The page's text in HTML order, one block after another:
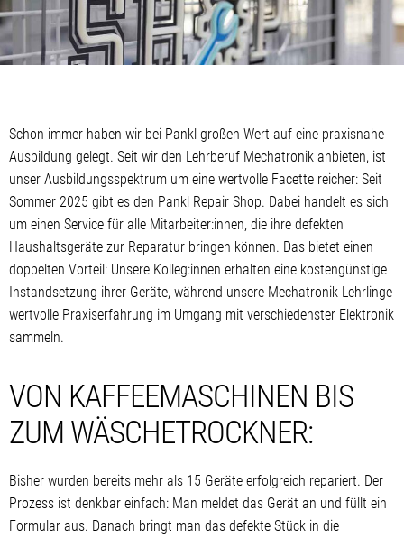
Schon immer haben wir bei Pankl großen Wert auf eine praxisnahe
Ausbildung gelegt. Seit wir den Lehrberuf Mechatronik anbieten, ist
unser Ausbildungsspektrum um eine wertvolle Facette reicher: Seit
Sommer 2025 gibt es den Pankl Repair Shop. Dabei handelt es sich
um einen Service für alle Mitarbeiter:innen, die ihre defekten
Haushaltsgeräte zur Reparatur bringen können. Das bietet einen
doppelten Vorteil: Unsere Kolleg:innen erhalten eine kostengünstige
Instandsetzung ihrer Geräte, während unsere Mechatronik-Lehrlinge
wertvolle Praxiserfahrung im Umgang mit verschiedenster Elektronik
sammeln.
VON KAFFEEMASCHINEN BIS
ZUM WÄSCHETROCKNER:
Bisher wurden bereits mehr als 15 Geräte erfolgreich repariert. Der
Prozess ist denkbar einfach: Man meldet das Gerät an und füllt ein
Formular aus. Danach bringt man das defekte Stück in die